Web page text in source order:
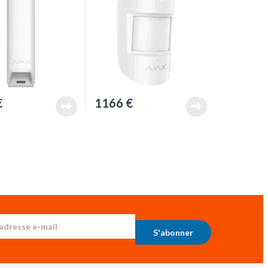
1166 €
S'abonner